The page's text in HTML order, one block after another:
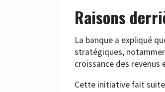
Raisons
La banque a expliqué
stratégiques,
croissance des revenus
Cette initiative fait suite